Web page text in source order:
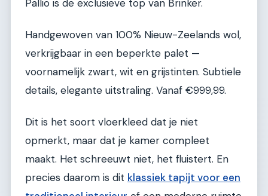
Pallio is de exclusieve top van Brinker.
Handgewoven van 100% Nieuw-Zeelands wol,
verkrijgbaar in een beperkte palet —
voornamelijk zwart, wit en grijstinten. Subtiele
details, elegante uitstraling. Vanaf €999,99.
Dit is het soort vloerkleed dat je niet
opmerkt, maar dat je kamer compleet
maakt. Het schreeuwt niet, het fluistert. En
precies daarom is dit klassiek tapijt voor een